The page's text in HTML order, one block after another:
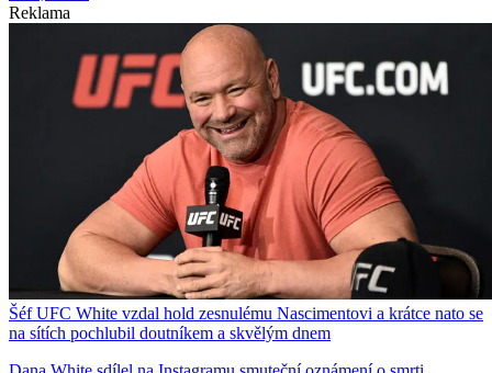
Reklama
Šéf UFC White vzdal hold zesnulému Nascimentovi a krátce nato se
na sítích pochlubil doutníkem a skvělým dnem